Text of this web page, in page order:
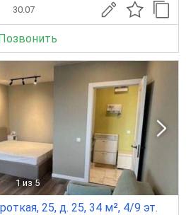
30.07
1 из 5
25, д. 25, 34 м², 4/9 эт.